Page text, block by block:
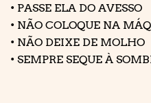
• PASSE ELA DO AVESSO
• NÃO COLOQUE NA
• NÃO DEIXE DE MOLHO
• SEMPRE SEQUE À